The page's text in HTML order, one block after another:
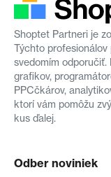
Shoptet Partneri je
Týchto profesionálov
svedomím
grafikov,
PPCčkárov,
ktorí vám pomôžu
kus ďalej.
Odber noviniek